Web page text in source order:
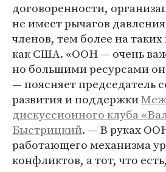
договоренности,
не имеет рычагов
членов, тем более на
как США. «ООН — очень
но большими ресурсами он
— поясняет председатель
развития и поддержки
дискуссионного клуба
Быстрицкий. — В руках
работающего механизма
конфликтов, а тот, что